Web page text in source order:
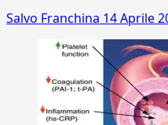
Salvo Franchina 14 Aprile